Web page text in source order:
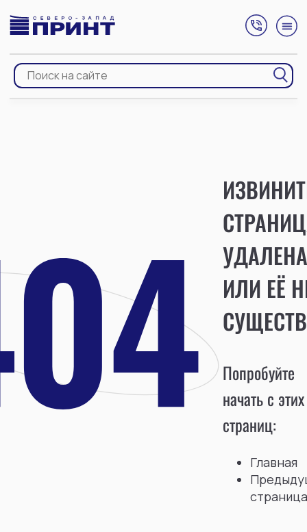
УДАЛЕНА
ИЛИ ЕЁ
Попробуйте
начать с этих
страниц:
Главная
страница